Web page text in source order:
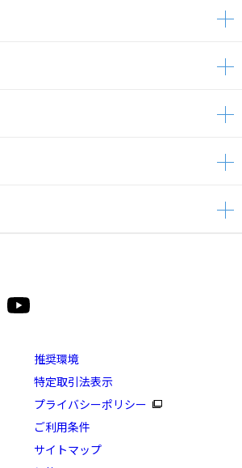
推奨環境
特定取引法表示
プライバシーポリシー
ご利用条件
サイトマップ